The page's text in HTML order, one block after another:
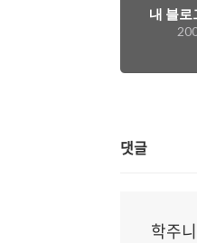
내 블로
댓글
학주